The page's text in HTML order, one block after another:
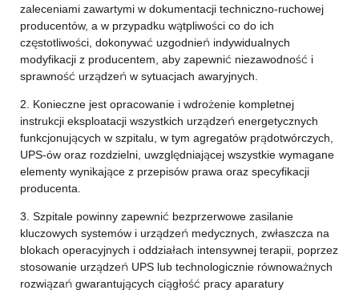
zaleceniami zawartymi w dokumentacji techniczno-ruchowej
producentów, a w przypadku wątpliwości co do ich
częstotliwości, dokonywać uzgodnień indywidualnych
modyfikacji z producentem, aby zapewnić niezawodność i
sprawność urządzeń w sytuacjach awaryjnych.
2. Konieczne jest opracowanie i wdrożenie kompletnej
instrukcji eksploatacji wszystkich urządzeń energetycznych
funkcjonujących w szpitalu, w tym agregatów prądotwórczych,
UPS-ów oraz rozdzielni, uwzględniającej wszystkie wymagane
elementy wynikające z przepisów prawa oraz specyfikacji
producenta.
3. Szpitale powinny zapewnić bezprzerwowe zasilanie
kluczowych systemów i urządzeń medycznych, zwłaszcza na
blokach operacyjnych i oddziałach intensywnej terapii, poprzez
stosowanie urządzeń UPS lub technologicznie równoważnych
rozwiązań gwarantujących ciągłość pracy aparatury